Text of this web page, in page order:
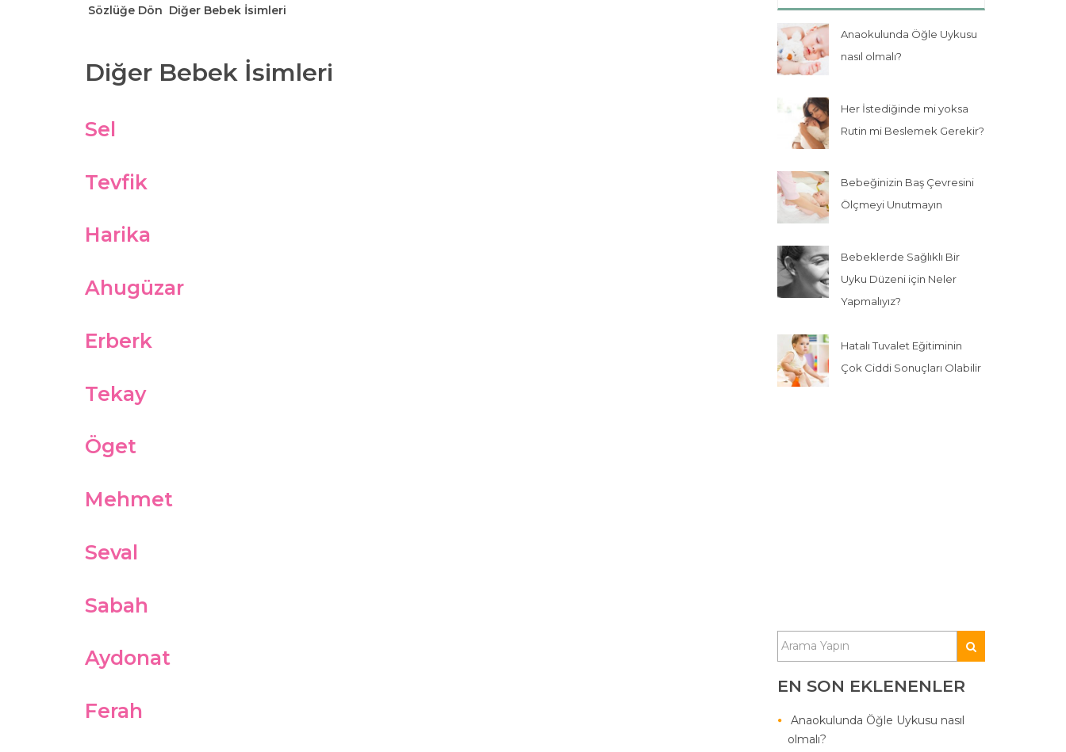
Sözlüğe Dön Diğer Bebek İsimleri
Diğer Bebek İsimleri
Sel
Tevfik
Harika
Ahugüzar
Erberk
Tekay
Öget
Mehmet
Seval
Sabah
Aydonat
Ferah
Anaokulunda Öğle Uykusu
nasıl olmalı?
Her İstediğinde mi yoksa
Rutin mi Beslemek Gerekir?
Bebeğinizin Baş Çevresini
Ölçmeyi Unutmayın
Bebeklerde Sağlıklı Bir
Uyku Düzeni için Neler
Yapmalıyız?
Hatalı Tuvalet Eğitiminin
Çok Ciddi Sonuçları Olabilir
EN SON EKLENENLER
Anaokulunda Öğle Uykusu nasıl
olmalı?